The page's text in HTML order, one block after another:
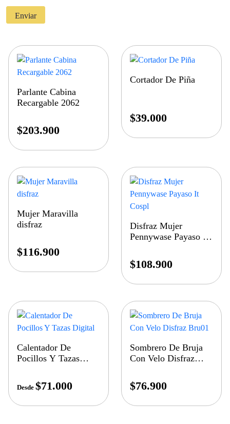
Parlante Cabina
Recargable 2062
$203.900
Cortador De Piña
$39.000
Mujer Maravilla
disfraz
$116.900
Disfraz Mujer
Pennywase Payaso It
$108.900
Calentador De
Pocillos Y Tazas
Desde $71.000
Sombrero De Bruja
Con Velo Disfraz
$76.900